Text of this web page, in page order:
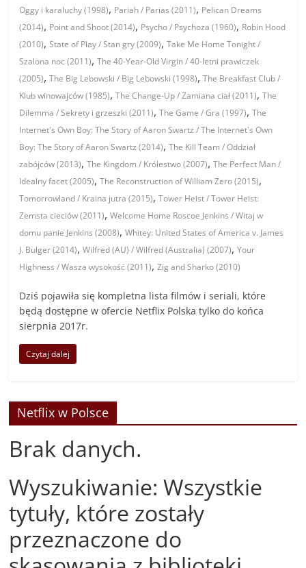
Oggy i karaluchy (1998), Pariah / Parias (2011), Pelican Dreams
(2014), Point and Shoot (2014), Psycho / Psychoza (1960), Robin Hood
(2010),State of Play / Stan gry (2009),Take Me Home Tonight /
Szalona noc (2011),The 40-Year-Old Virgin / 40-letni prawiczek
(2005),The Big Lebowski / Big Lebowski (1998),The Breakfast Club /
Klub winowajców (1985),The Change-Up / Zamiana ciał (2011),The
Dilemma / Sekrety i grzeszki (2011),The Game / Gra (1997),The
Internet's Own Boy: The Story of Aaron Swartz / The Internet's Own
Boy: The Story of Aaron Swartz (2014),The Kill Team / Oddział
zabójców (2013),The Kingdom / Królestwo (2007),The Perfect Man /
Idealny facet (2005),The Reconstruction of William Zero (2015),
Tomorrowland / Kraina jutra (2015),Tower Heist / Tower Heist:
Zemsta cieciów (2011),Welcome Home Roscoe Jenkins / Witaj w
domu panie Jenkins (2008),Whitey: United States of America v. James
J. Bulger (2014),Wilfred (AU) / Wilfred (Australia) (2007),Your
Highness / Wasza wysokość (2011),Zig and Sharko (2010)
Dziś pojawiła się kompletna lista filmów i seriali, które
będą dostępne w ofercie Netflix Polska tylko do końca
sierpnia 2017r.
Czytaj dalej
Netflix w Polsce
Brak danych.
Wyszukiwanie: Wszystkie
tytuły, które zostały
przeznaczone do